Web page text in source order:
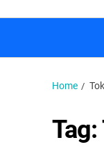
Home
Tag: